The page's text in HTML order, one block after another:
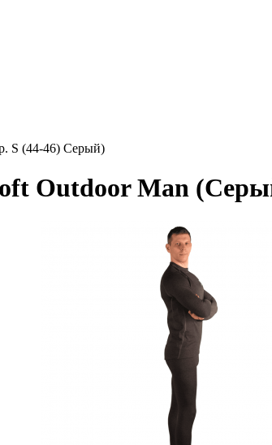
S (44-46) Серый)
Outdoor Man